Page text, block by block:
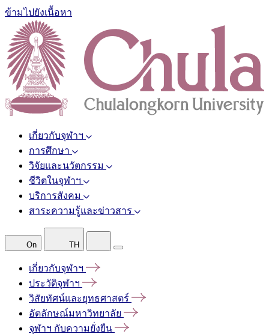
ข้ามไปยังเนื้อหา
เกี่ยวกับจุฬาฯ
การศึกษา
วิจัยและนวัตกรรม
ชีวิตในจุฬาฯ
บริการสังคม
สาระความรู้และข่าวสาร
On TH
เกี่ยวกับจุฬาฯ
ประวัติจุฬาฯ
วิสัยทัศน์และยุทธศาสตร์
อัตลักษณ์มหาวิทยาลัย
จุฬาฯ กับความยั่งยืน